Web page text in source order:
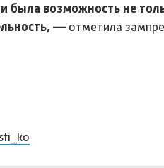
была возможность не
— отметила